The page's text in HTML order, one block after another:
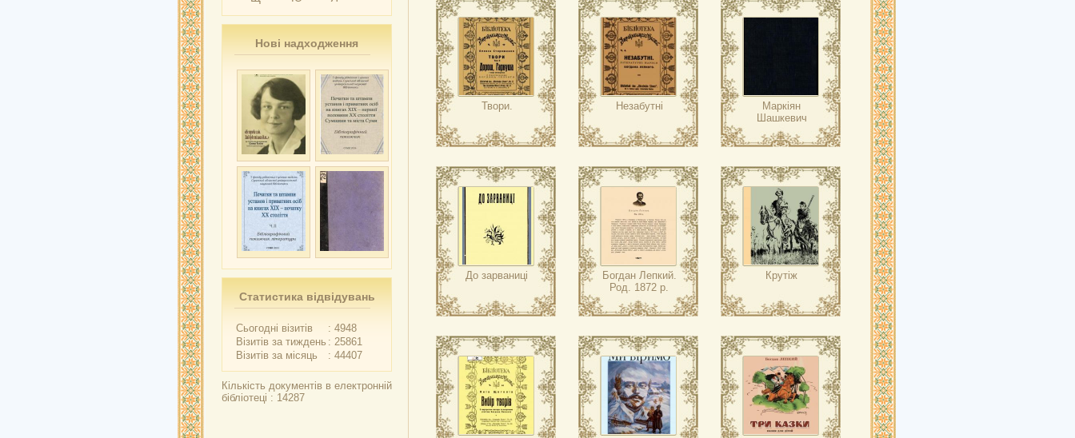
Нові надходження
Статистика відвідувань
Сьогодні візитів
: 4948
Візитів за тиждень : 25861
Візитів за місяць
: 44407
Кількість документів в електронній
бібліотеці : 14287
Твори. Незабутні
Маркіян
Шашкевич
До зарваниці
Богдан Лепкий.
Род. 1872 р.
Крутіж